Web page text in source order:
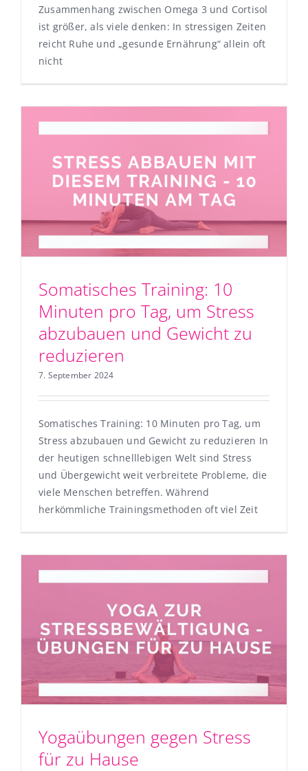
Zusammenhang zwischen Omega 3 und Cortisol
ist größer, als viele denken: In stressigen Zeiten
reicht Ruhe und „gesunde Ernährung“ allein oft
nicht
Somatisches Training: 10
Minuten pro Tag, um Stress
abzubauen und Gewicht zu
reduzieren
7. September 2024
Somatisches Training: 10 Minuten pro Tag, um
Stress abzubauen und Gewicht zu reduzieren In
der heutigen schnelllebigen Welt sind Stress
und Übergewicht weit verbreitete Probleme, die
viele Menschen betreffen. Während
herkömmliche Trainingsmethoden oft viel Zeit
Yogaübungen gegen Stress
für zu Hause